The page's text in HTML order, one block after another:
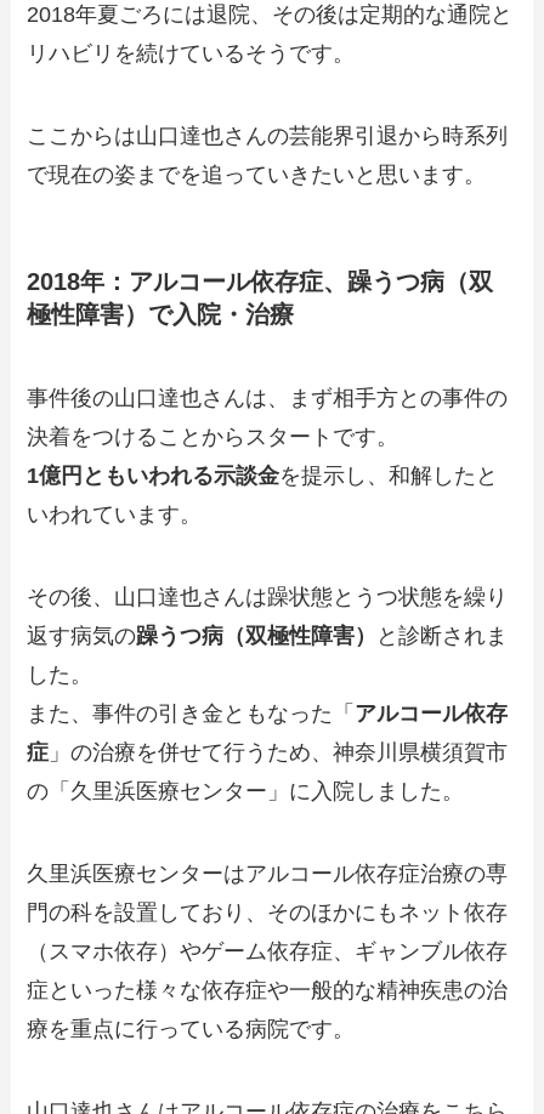
2018年夏ごろには退院、その後は定期的な通院と
リハビリを続けているそうです。
ここからは山口達也さんの芸能界引退から時系列
で現在の姿までを追っていきたいと思います。
2018年：アルコール依存症、躁うつ病（双
極性障害）で入院・治療
事件後の山口達也さんは、まず相手方との事件の
決着をつけることからスタートです。
1億円ともいわれる示談金を提示し、和解したと
いわれています。
その後、山口達也さんは躁状態とうつ状態を繰り
返す病気の躁うつ病（双極性障害）
と診断されま
した。
また、事件の引き金ともなった「 アルコール依存
症 」の治療を併せて行うため、神奈川県横須賀市
の「久里浜医療センター」に入院しました。
久里浜医療センターはアルコール依存症治療の専
門の科を設置しており、そのほかにもネット依存
（スマホ依存）やゲーム依存症、ギャンブル依存
症といった様々な依存症や一般的な精神疾患の治
療を重点に行っている病院です。